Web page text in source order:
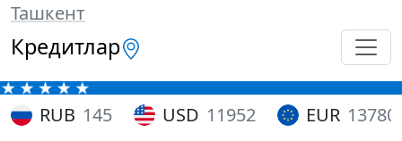
Ташкент
Кредитлар
RUB 145 USD 11952 EUR 13780